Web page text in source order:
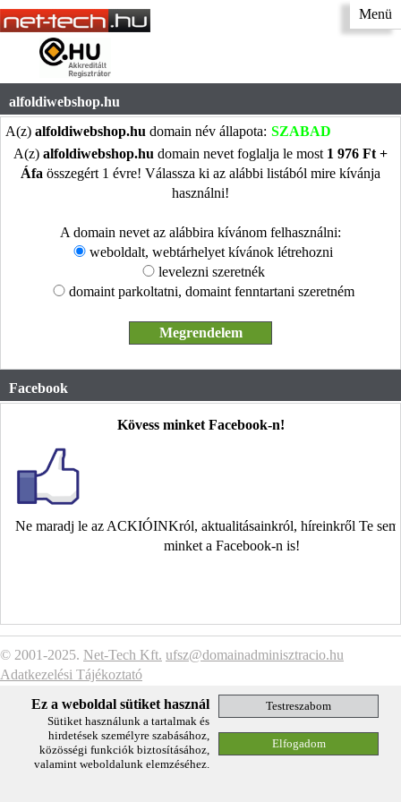
Menü
alfoldiwebshop.hu
A(z) alfoldiwebshop.hu domain név állapota: SZABAD
A(z) alfoldiwebshop.hu domain nevet foglalja le most 1 976 Ft +
Áfa összegért 1 évre! Válassza ki az alábbi listából mire kívánja
használni!
A domain nevet az alábbira kívánom felhasználni:
weboldalt, webtárhelyet kívánok létrehozni
levelezni szeretnék
domaint parkoltatni, domaint fenntartani szeretném
Facebook
Kövess minket Facebook-n!
Ne maradj le az ACKIÓINKról, aktualitásainkról, híreinkről Te
minket a Facebook-n is!
© 2001-2025. Net-Tech Kft. ufsz@domainadminisztracio.hu
Adatkezelési Tájékoztató
Ez a weboldal sütiket használ
Sütiket használunk a tartalmak és
hirdetések személyre szabásához,
közösségi funkciók biztosításához,
valamint weboldalunk elemzéséhez.